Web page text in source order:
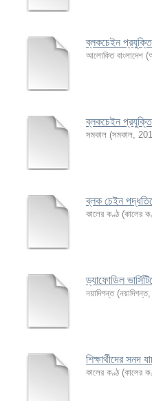
ব্লকচেইন
আলোকিত বাংলাদেশ (
ব্লকচেইন
সমকাল (সমকাল,
ব্লক চেইন
কালের কণ্ঠ (কালের
ড্যাফোডিল
নয়াদিগন্ত (নয়াদিগন্ত,
শিক্ষার্থীদের সনদ
কালের কণ্ঠ (কালের